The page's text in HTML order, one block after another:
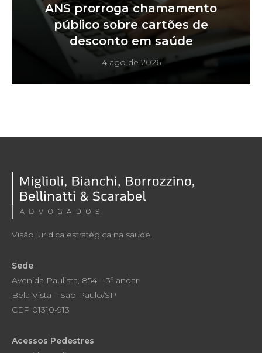
ANS prorroga chamamento
público sobre cartões de
desconto em saúde
4 ago de 2026
Visão jurídica estratégica na saúde.
Sede
Avenida Paulista, 854 – 3º andar
Bela Vista – São Paulo/SP
CEP 01310-913
Acessos Pedestres